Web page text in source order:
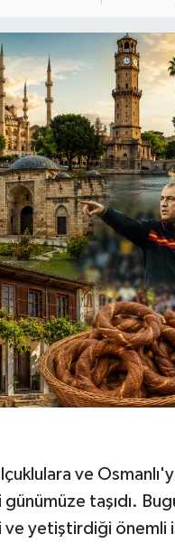
ve
taşıdı.
yetiştirdiği önemli